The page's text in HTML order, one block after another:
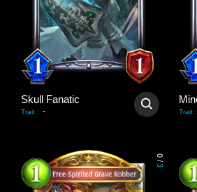
Skull Fanatic
Trait : - Trait :
0
/
3